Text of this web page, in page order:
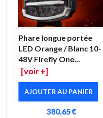
Phare longue portée
LED Orange / Blanc 10-
48V Firefly One...
[voir +]
AJOUTER AU PANIER
380,65 €